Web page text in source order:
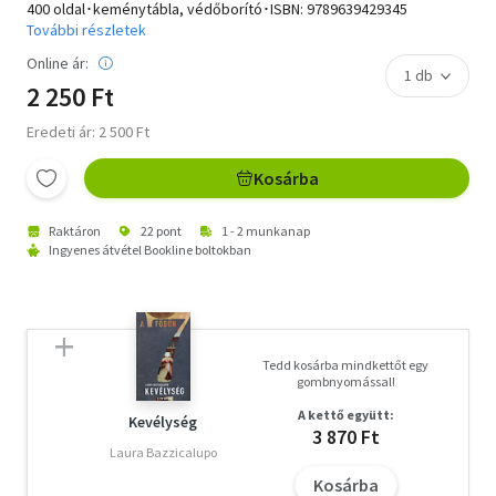
400 oldal･keménytábla, védőborító･ISBN: 9789639429345
További részletek
Online ár:
2 250 Ft
Eredeti ár: 2 500 Ft
Kosárba
Raktáron 22 pont
1 - 2 munkanap
Ingyenes átvétel Bookline boltokban
Kevélység
Laura Bazzicalupo
Tedd kosárba mindkettőt egy
gombnyomással!
A kettő együtt:
3 870 Ft
Kosárba